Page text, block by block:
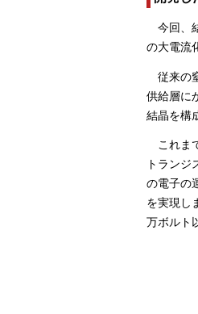
今回、
の大電流
従来の
供給層に
結晶を構
これま
トラン
の電子の
を実現し
万ボルト